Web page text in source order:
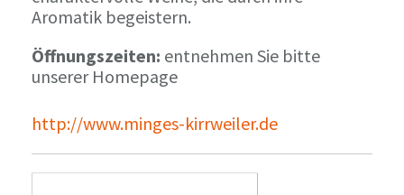
Aromatik begeistern.
Öffnungszeiten: entnehmen Sie bitte
unserer Homepage
http://www.minges-kirrweiler.de